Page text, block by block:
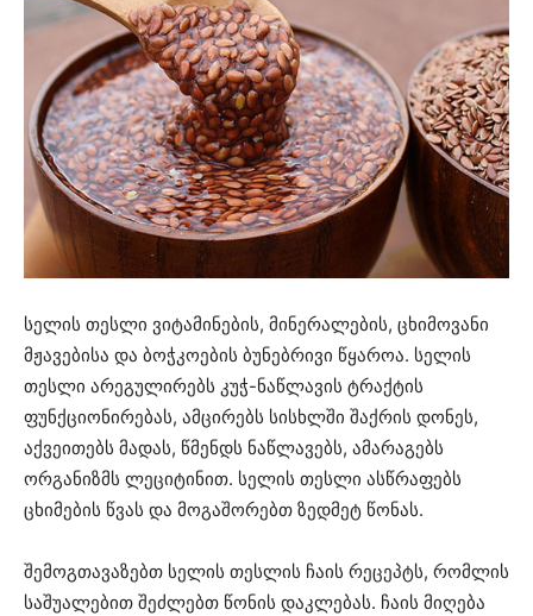
სელის თესლი ვიტამინების, მინერალების, ცხიმოვანი
მჟავებისა და ბოჭკოების ბუნებრივი წყაროა. სელის
თესლი არეგულირებს კუჭ-ნაწლავის ტრაქტის
ფუნქციონირებას, ამცირებს სისხლში შაქრის დონეს,
აქვეითებს მადას, წმენდს ნაწლავებს, ამარაგებს
ორგანიზმს ლეციტინით. სელის თესლი ასწრაფებს
ცხიმების წვას და მოგაშორებთ ზედმეტ წონას.
შემოგთავაზებთ სელის თესლის ჩაის რეცეპტს, რომლის
საშუალებით შეძლებთ წონის დაკლებას. ჩაის მიღება